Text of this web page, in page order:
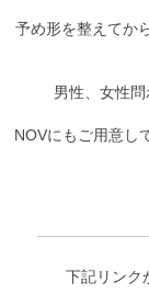
予め形を整えてか
男性、女性
NOVにもご用意し
下記リンク